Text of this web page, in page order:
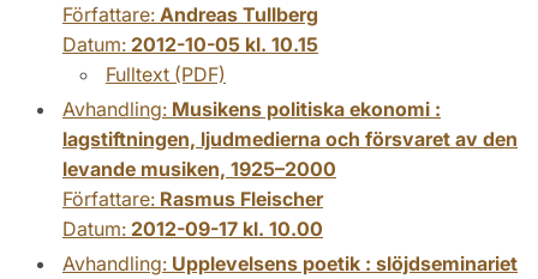
Författare: Andreas Tullberg
Datum: 2012-10-05 kl. 10.15
Fulltext (PDF)
Avhandling: Musikens politiska ekonomi :
lagstiftningen, ljudmedierna och försvaret av den
levande musiken, 1925–2000
Författare: Rasmus Fleischer
Datum: 2012-09-17 kl. 10.00
Avhandling: Upplevelsens poetik : slöjdseminariet